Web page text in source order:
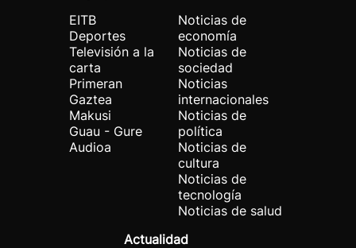
EITB
Deportes
Televisión a la
carta
Primeran
Gaztea
Makusi
Guau - Gure
Audioa
Noticias de
economía
Noticias de
sociedad
Noticias
internacionales
Noticias de
política
Noticias de
cultura
Noticias de
tecnología
Noticias de salud
Actualidad